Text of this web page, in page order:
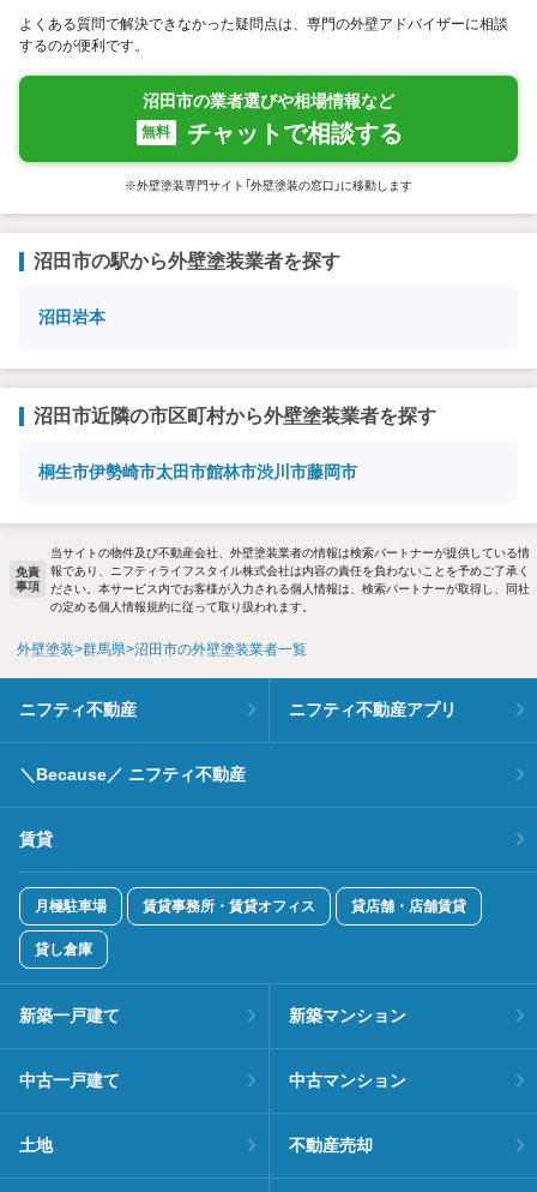
よくある質問で解決できなかった疑問点は、専門の外壁アドバイザーに相談
するのが便利です。
沼田市の業者選びや相場情報など
無料 チャットで相談する
※外壁塗装専門サイト「外壁塗装の窓口」に移動します
沼田市の駅から外壁塗装業者を探す
沼田岩本
沼田市近隣の市区町村から外壁塗装業者を探す
桐生市伊勢崎市太田市館林市渋川市藤岡市
免責
事項
当サイトの物件及び不動産会社、外壁塗装業者の情報は検索パートナーが提供している情
報であり、ニフティライフスタイル株式会社は内容の責任を負わないことを予めご了承く
ださい。本サービス内でお客様が入力される個人情報は、検索パートナーが取得し、同社
の定める個人情報規約に従って取り扱われます。
外壁塗装 群馬県 沼田市の外壁塗装業者一覧
ニフティ不動産 ニフティ不動産アプリ
＼Because／ ニフティ不動産
賃貸
月極駐車場 賃貸事務所・賃貸オフィス 貸店舗・店舗賃貸
貸し倉庫
新築一戸建て 新築マンション
中古一戸建て 中古マンション
土地 不動産売却